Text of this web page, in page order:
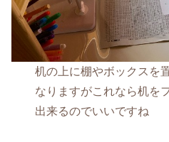
机の上に棚やボックスを
なりますがこれなら机を
出来るのでいいですね